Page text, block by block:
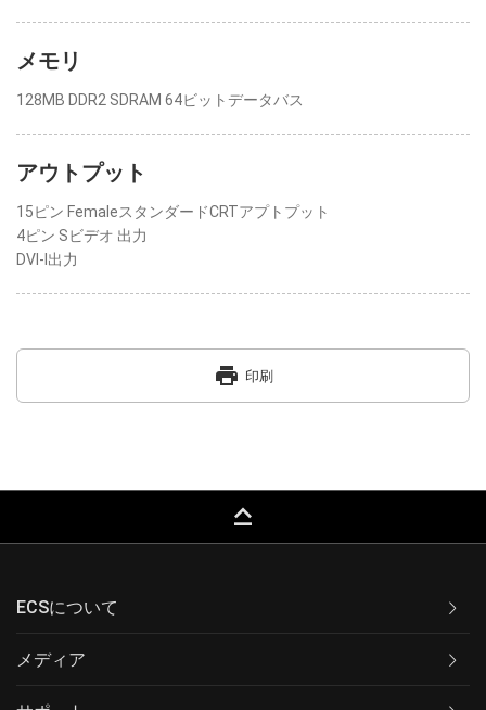
メモリ
128MB DDR2 SDRAM 64ビットデータバス
アウトプット
15ピン FemaleスタンダードCRTアプトプット
4ピン Sビデオ 出力
DVI-I出力
print 印刷
keyboard_capslock
ECSについて
メディア